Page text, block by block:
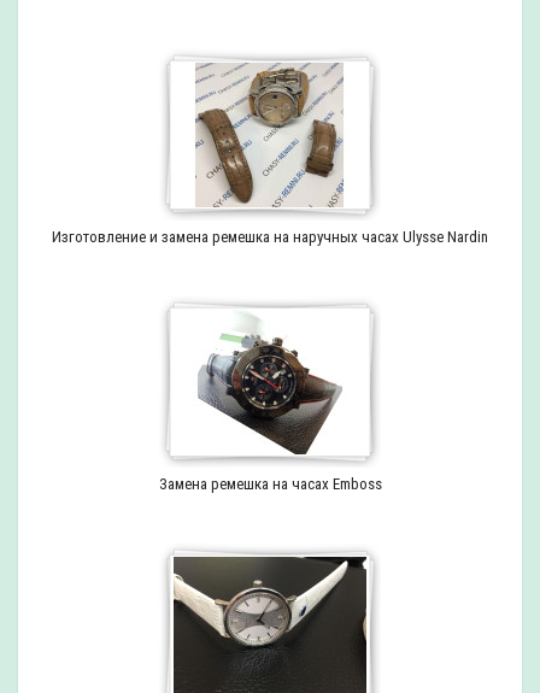
Изготовление и замена ремешка на наручных часах Ulysse Nardin
Замена ремешка на часах Emboss